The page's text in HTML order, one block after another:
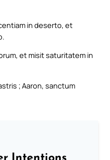
in deserto, et
et misit saturitatem in
; Aaron, sanctum